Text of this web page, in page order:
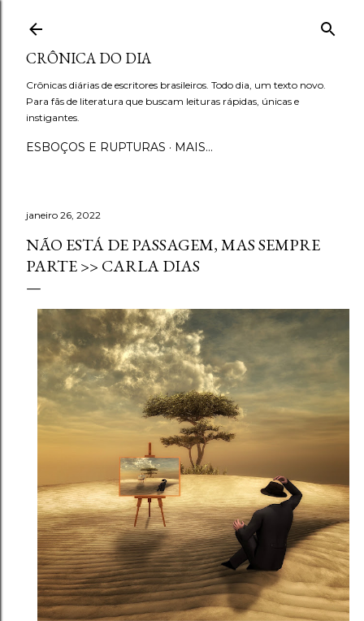
CRÔNICA DO DIA
Crônicas diárias de escritores brasileiros. Todo dia, um texto novo.
Para fãs de literatura que buscam leituras rápidas, únicas e
instigantes.
ESBOÇOS E RUPTURAS MAIS…
janeiro 26, 2022
NÃO ESTÁ DE PASSAGEM, MAS SEMPRE
PARTE >> CARLA DIAS